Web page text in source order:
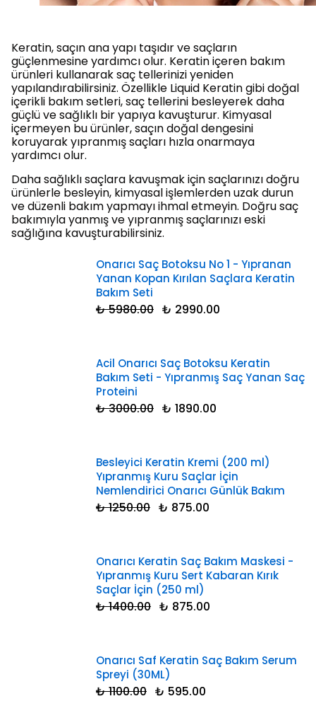
Keratin, saçın ana yapı taşıdır ve saçların
güçlenmesine yardımcı olur. Keratin içeren bakım
ürünleri kullanarak saç tellerinizi yeniden
yapılandırabilirsiniz. Özellikle Liquid Keratin gibi doğal
içerikli bakım setleri, saç tellerini besleyerek daha
güçlü ve sağlıklı bir yapıya kavuşturur. Kimyasal
içermeyen bu ürünler, saçın doğal dengesini
koruyarak yıpranmış saçları hızla onarmaya
yardımcı olur.
Daha sağlıklı saçlara kavuşmak için saçlarınızı doğru
ürünlerle besleyin, kimyasal işlemlerden uzak durun
ve düzenli bakım yapmayı ihmal etmeyin. Doğru saç
bakımıyla yanmış ve yıpranmış saçlarınızı eski
sağlığına kavuşturabilirsiniz.
Onarıcı Saç Botoksu No 1 - Yıpranan
Yanan Kopan Kırılan Saçlara Keratin
Bakım Seti
₺ 5980.00 ₺ 2990.00
Acil Onarıcı Saç Botoksu Keratin
Bakım Seti - Yıpranmış Saç Yanan Saç
Proteini
₺ 3000.00 ₺ 1890.00
Besleyici Keratin Kremi (200 ml)
Yıpranmış Kuru Saçlar İçin
Nemlendirici Onarıcı Günlük Bakım
₺ 1250.00 ₺ 875.00
Onarıcı Keratin Saç Bakım Maskesi -
Yıpranmış Kuru Sert Kabaran Kırık
Saçlar İçin (250 ml)
₺ 1400.00 ₺ 875.00
Onarıcı Saf Keratin Saç Bakım Serum
Spreyi (30ML)
₺ 1100.00 ₺ 595.00